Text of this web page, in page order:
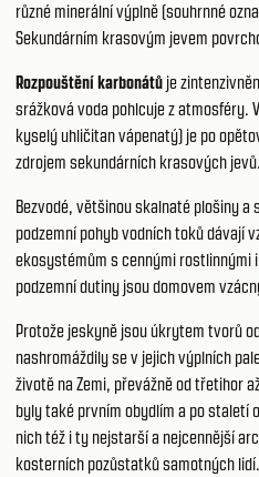
různé minerální výplně (souhrnné
Sekundárním krasovým jevem
Rozpouštění karbonátů je
srážková voda pohlcuje z atmosféry.
kyselý uhličitan vápenatý) je po
zdrojem sekundárních krasových jevů.
Bezvodé, většinou skalnaté plošiny
podzemní pohyb vodních toků dávají
ekosystémům s cennými rostlinnými
podzemní dutiny jsou domovem
Protože jeskyně jsou úkrytem tvorů
nashromáždily se v jejich výplních
životě na Zemi, převážně od třetihor
byly také prvním obydlím a po staletí
nich též i ty nejstarší a nejcennější
kosterních pozůstatků samotných